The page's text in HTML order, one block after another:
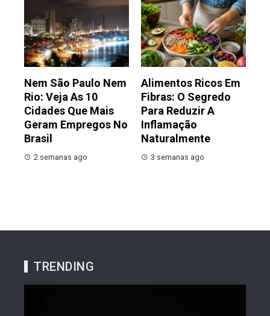
Nem São Paulo Nem
Rio: Veja As 10
Cidades Que Mais
Geram Empregos No
Brasil
2 semanas ago
Alimentos Ricos Em
Fibras: O Segredo
Para Reduzir A
Inflamação
Naturalmente
3 semanas ago
TRENDING